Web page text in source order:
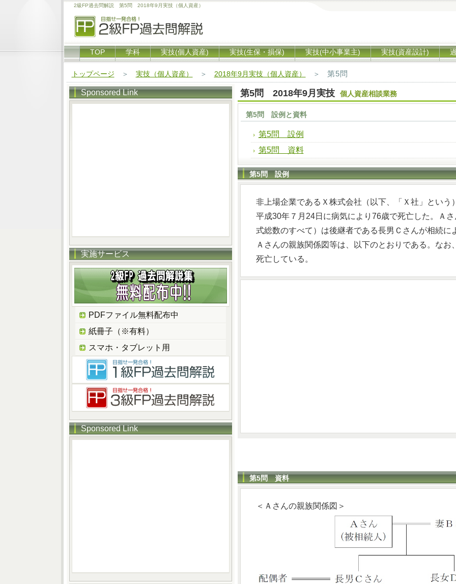
2級FP過去問解説 第5問 2018年9月実技（個人資産）
TOP 学科 実技(個人資産) 実技(生保・損保) 実技(中小事業主) 実技(資産設計)
トップページ ＞ 実技（個人資産） ＞ 2018年9月実技（個人資産） ＞ 第5問
第5問 2018年9月実技 個人資産相談業務
第5問 設例と資料
第5問 設例
第5問 資料
第5問 設例
非上場企業であるＸ株式会社（以下、「Ｘ社」とい
平成30年７月24日に病気により76歳で死亡した。Ａ
式総数のすべて）は後継者である長男Ｃさんが相続に
Ａさんの親族関係図等は、以下のとおりである。な
死亡している。
第5問 資料
＜Ａさんの親族関係図＞
Sponsored Link
実施サービス
PDFファイル無料配布中
紙冊子（※有料）
スマホ・タブレット用
Sponsored Link